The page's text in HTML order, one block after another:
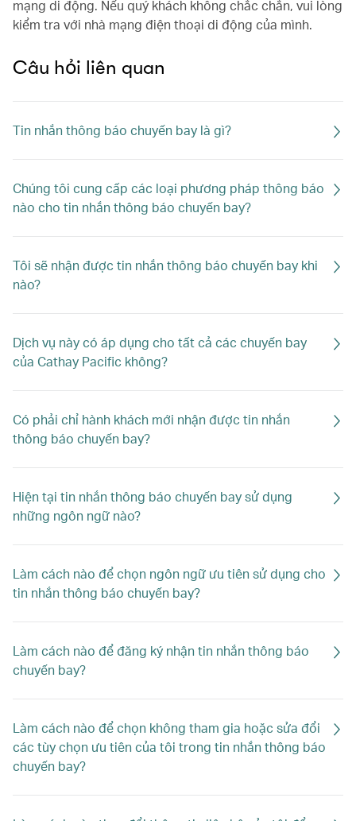
mạng di động. Nếu quý khách không chắc chắn, vui lòng
kiểm tra với nhà mạng điện thoại di động của mình.
Câu hỏi liên quan
Tin nhắn thông báo chuyến bay là gì?
Chúng tôi cung cấp các loại phương pháp thông báo
nào cho tin nhắn thông báo chuyến bay?
Tôi sẽ nhận được tin nhắn thông báo chuyến bay khi
nào?
Dịch vụ này có áp dụng cho tất cả các chuyến bay
của Cathay Pacific không?
Có phải chỉ hành khách mới nhận được tin nhắn
thông báo chuyến bay?
Hiện tại tin nhắn thông báo chuyến bay sử dụng
những ngôn ngữ nào?
Làm cách nào để chọn ngôn ngữ ưu tiên sử dụng cho
tin nhắn thông báo chuyến bay?
Làm cách nào để đăng ký nhận tin nhắn thông báo
chuyến bay?
Làm cách nào để chọn không tham gia hoặc sửa đổi
các tùy chọn ưu tiên của tôi trong tin nhắn thông báo
chuyến bay?